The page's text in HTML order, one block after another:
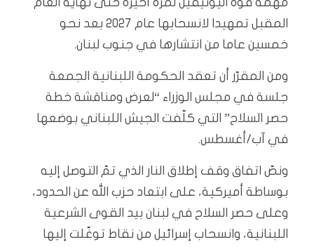
المقبل تمهيدا لانسحابها عام 2027 بعد نحو
خمسين عاما من انتشارها في جنوب لبنان.
ومن المقرّر أن تعقد الحكومة اللبنانية الجمعة
جلسة في مجلس الوزراء “لعرض ومناقشة خطة
حصر السلاح” التي كلّفت الجيش اللبناني بوضعها
في آب/أغسطس.
ونصّ اتفاق وقف إطلاق النار الذي تمّ التوصل إليه
بوساطة أميركية، على ابتعاد حزب الله عن الحدود،
وعلى حصر السلاح في لبنان بيد القوى الشرعية
اللبنانية، وانسحاب إسرائيل من نقاط توغّلت إليها